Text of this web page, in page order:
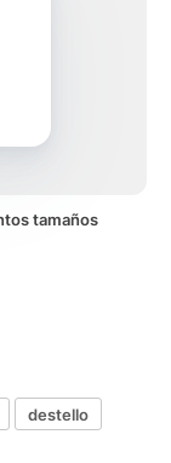
tamaños
destello